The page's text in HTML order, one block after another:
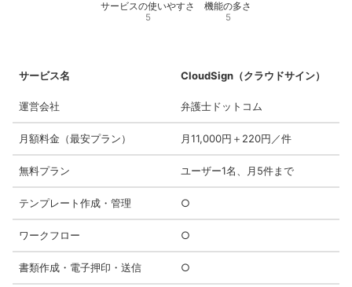
サービスの使いやすさ
5
機能の多さ
5
サービス名 CloudSign（クラウドサイン）
運営会社 弁護士ドットコム
月額料金（最安プラン） 月11,000円＋220円／件
無料プラン ユーザー1名、月5件まで
テンプレート作成・管理 ○
ワークフロー ○
書類作成・電子押印・送信 ○